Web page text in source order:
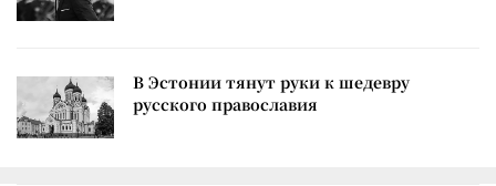
В Эстонии тянут руки к шедевру
русского православия